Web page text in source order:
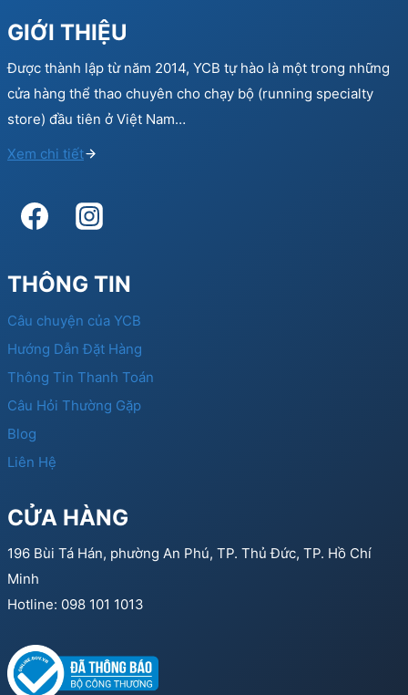
GIỚI THIỆU
Được thành lập từ năm 2014, YCB tự hào là một trong những
cửa hàng thể thao chuyên cho chạy bộ (running specialty
store) đầu tiên ở Việt Nam…
Xem chi tiết
THÔNG TIN
Câu chuyện của YCB
Hướng Dẫn Đặt Hàng
Thông Tin Thanh Toán
Câu Hỏi Thường Gặp
Blog
Liên Hệ
CỬA HÀNG
196 Bùi Tá Hán, phường An Phú, TP. Thủ Đức, TP. Hồ Chí
Minh
Hotline: 098 101 1013